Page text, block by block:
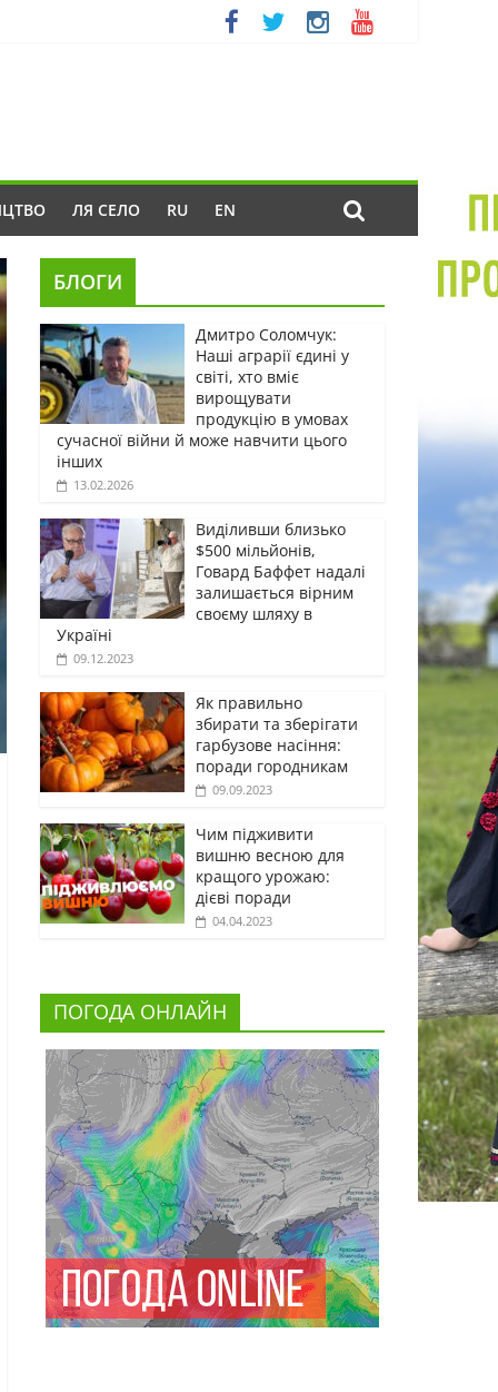
ЛЯ СЕЛО RU EN
БЛОГИ
Дмитро Соломчук:
Наші аграрії єдині у
світі, хто вміє
вирощувати
продукцію в умовах
сучасної війни й може навчити цього
інших
13.02.2026
Виділивши близько
$500 мільйонів,
Говард Баффет надалі
залишається вірним
своєму шляху в
Україні
09.12.2023
Як правильно
збирати та зберігати
гарбузове насіння:
поради городникам
09.09.2023
Чим підживити
вишню весною для
кращого урожаю:
дієві поради
04.04.2023
ПОГОДА ОНЛАЙН